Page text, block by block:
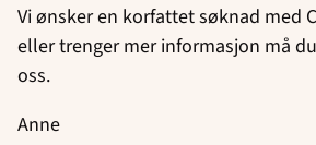
Vi ønsker en korfattet søknad med
eller trenger mer informasjon må
oss.
Anne